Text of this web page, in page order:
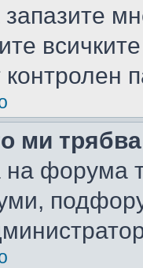
контролен
ми
форума